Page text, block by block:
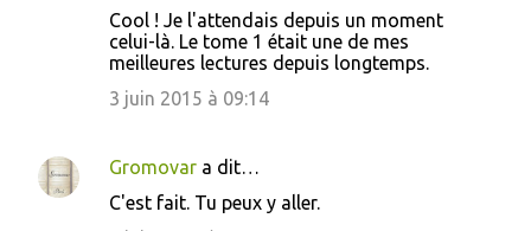
n
t
Cool ! Je l'attendais depuis un moment
celui-là. Le tome 1 était une de mes
meilleures lectures depuis longtemps.
3 juin 2015 à 09:14
Gromovar a dit…
C'est fait. Tu peux y aller.